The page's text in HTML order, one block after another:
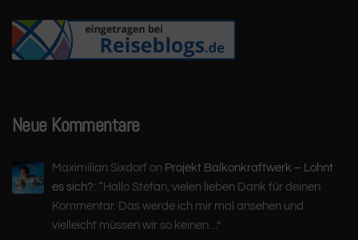
Neue Kommentare
Maximilian Sixdorf on Projekt Balkonkraftwerk – Lohnt
es sich?: “ Hallo Stefan, vielen lieben Dank für deinen
Kommentar. Das werde ich mir mal ansehen und
vielleicht müssen wir so keinen… ”